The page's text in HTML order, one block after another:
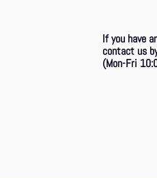
If you have
contact us
(Mon-Fri